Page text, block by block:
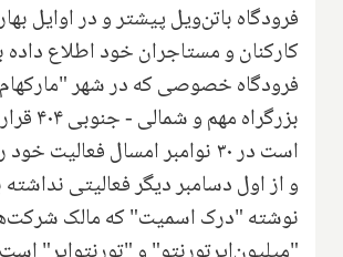
فرودگاه باتن‌ویل پیشتر و در اوایل
کارکنان و مستاجران خود اطلاع داده
فرودگاه خصوصی که در شهر
بزرگراه
است در ۳۰ نوامبر امسال فعالیت
و از اول دسامبر دیگر فعالیتی نداشته
نوشته "درک اسمیت" که مالک